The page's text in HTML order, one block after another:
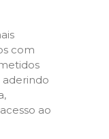
com
ao